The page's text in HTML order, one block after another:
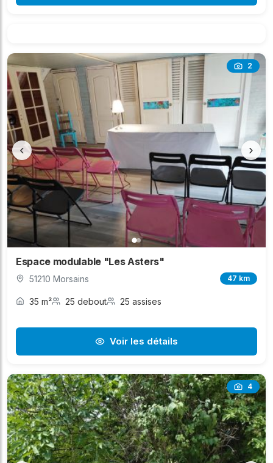
2
‹ ›
Espace modulable "Les Asters"
51210 Morsains 47 km
35 m² 25 debout 25 assises
Voir les détails
4